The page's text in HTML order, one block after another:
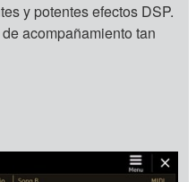
y potentes efectos DSP.
acompañamiento tan